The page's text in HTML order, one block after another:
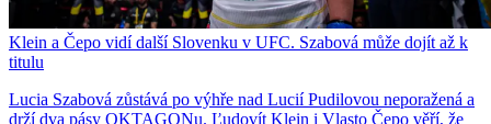
Klein a Čepo vidí další Slovenku v UFC. Szabová může dojít až k
titulu
Lucia Szabová zůstává po výhře nad Lucií Pudilovou neporažená a
drží dva pásy OKTAGONu. Ľudovít Klein i Vlasto Čepo věří, že